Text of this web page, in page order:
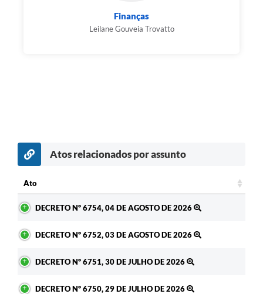
Finanças
Leilane Gouveia Trovatto
Atos relacionados por assunto
Ato
DECRETO Nº 6754, 04 DE AGOSTO DE 2026
DECRETO Nº 6752, 03 DE AGOSTO DE 2026
DECRETO Nº 6751, 30 DE JULHO DE 2026
DECRETO Nº 6750, 29 DE JULHO DE 2026